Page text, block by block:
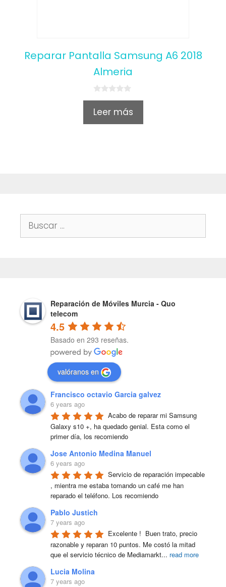
Reparar Pantalla Samsung A6 2018
Almeria
0
u
Leer más
Buscar:
Reparación de Móviles Murcia - Quo
telecom
4.5
Basado en 293 reseñas.
valóranos en
Francisco octavio Garcia galvez
6 years ago
Acabo de reparar mi Samsung
Galaxy s10 +, ha quedado genial. Esta como el
primer día, los recomiendo
Jose Antonio Medina Manuel
6 years ago
Servicio de reparación impecable
, mientra me estaba tomando un café me han
reparado el teléfono. Los recomiendo
Pablo Justich
7 years ago
Excelente !  Buen trato, precio
razonable y reparan 10 puntos. Me costó la mitad
que el servicio técnico de Mediamarkt... read more
Lucia Molina
7 years ago